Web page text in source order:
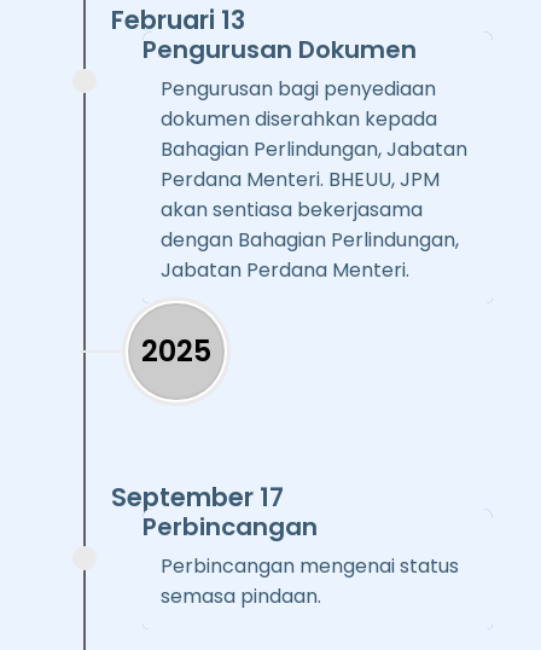
Februari 13
Pengurusan Dokumen
Pengurusan bagi penyediaan
dokumen diserahkan kepada
Bahagian Perlindungan, Jabatan
Perdana Menteri. BHEUU, JPM
akan sentiasa bekerjasama
dengan Bahagian Perlindungan,
Jabatan Perdana Menteri.
2025
September 17
Perbincangan
Perbincangan mengenai status
semasa pindaan.